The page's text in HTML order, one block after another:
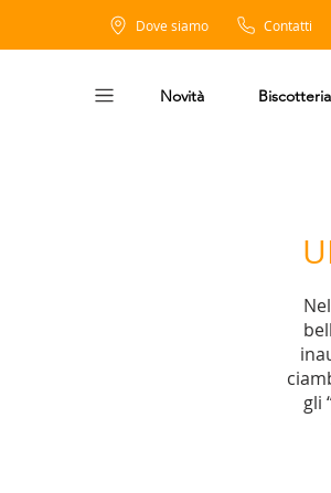
Dove siamo Contatti
Novità Biscotteria
gli